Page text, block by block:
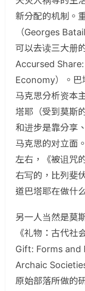
新分配的机制。
（Georges
可以去读三大册
Accursed
Economy）。巴
马克思分析资本
塔耶（受到莫斯
和进步是靠分享
马克思的对立面
左右，《被诅咒
右写的，比列斐
道巴塔耶在做什
另一人当然是莫
《礼物：古代社
Gift: Forms and
Archaic
原始部落所做的